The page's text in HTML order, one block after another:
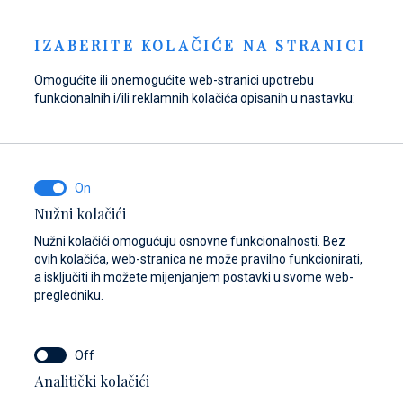
Saznajte više
svoje plovilo
Saznajte više
Saznajte više
NOVOSTI Zahtjev za vez HR
IZABERITE KOLAČIĆE NA STRANICI
Omogućite ili onemogućite web-stranici upotrebu
funkcionalnih i/ili reklamnih kolačića opisanih u nastavku:
Nužni kolačići
Nužni kolačići omogućuju osnovne funkcionalnosti. Bez
ovih kolačića, web-stranica ne može pravilno funkcionirati,
a isključiti ih možete mijenjanjem postavki u svome web-
pregledniku.
Analitički kolačići